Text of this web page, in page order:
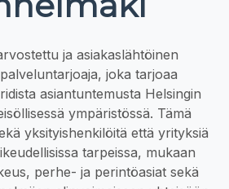
ja asiakaslähtöinen
joka tarjoaa
asiantuntemusta Helsingin
ympäristössä. Tämä
yksityishenkilöitä että yrityksiä
tarpeissa, mukaan
perhe- ja perintöasiat sekä